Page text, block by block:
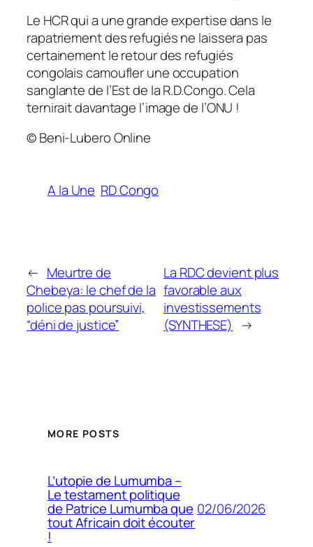
Le HCR qui a une grande expertise dans le
rapatriement des refugiés ne laissera pas
certainement le retour des refugiés
congolais camoufler une occupation
sanglante de l’Est de la R.D.Congo. Cela
ternirait davantage l’image de l’ONU !
© Beni-Lubero Online
A la Une RD Congo
← Meurtre de
Chebeya: le chef de la
police pas poursuivi,
“déni de justice”
La RDC devient plus
favorable aux
investissements
(SYNTHESE) →
MORE POSTS
L’utopie de Lumumba –
Le testament politique
de Patrice Lumumba que
tout Africain doit écouter
!
02/06/2026